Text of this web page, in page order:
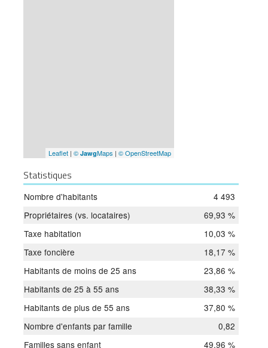
Leaflet| © JawgMaps | © OpenStreetMap
Statistiques
Nombre d'habitants
4 493
Propriétaires (vs. locataires)
69,93 %
Taxe habitation
10,03 %
Taxe foncière
18,17 %
Habitants de moins de 25 ans
23,86 %
Habitants de 25 à 55 ans
38,33 %
Habitants de plus de 55 ans
37,80 %
Nombre d'enfants par famille
0,82
Familles sans enfant
49,96 %